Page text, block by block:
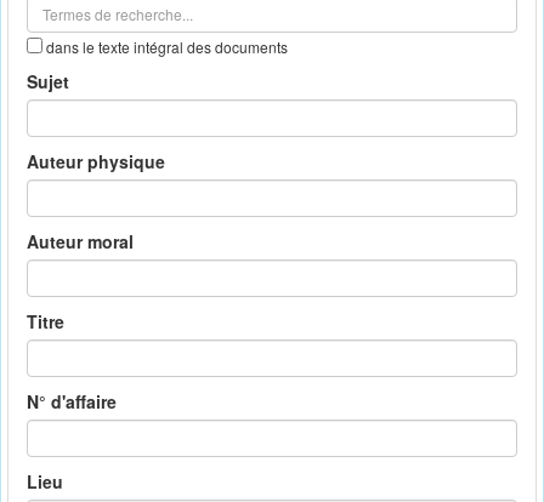
dans le texte intégral des documents
Sujet
Auteur physique
Auteur moral
Titre
N° d'affaire
Lieu